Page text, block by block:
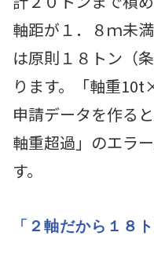
軸距が１．８ｍ未
は原則１８トン（
ります。「軸重
申請データを作る
軸重超過」のエラ
す。
「２軸だから１８